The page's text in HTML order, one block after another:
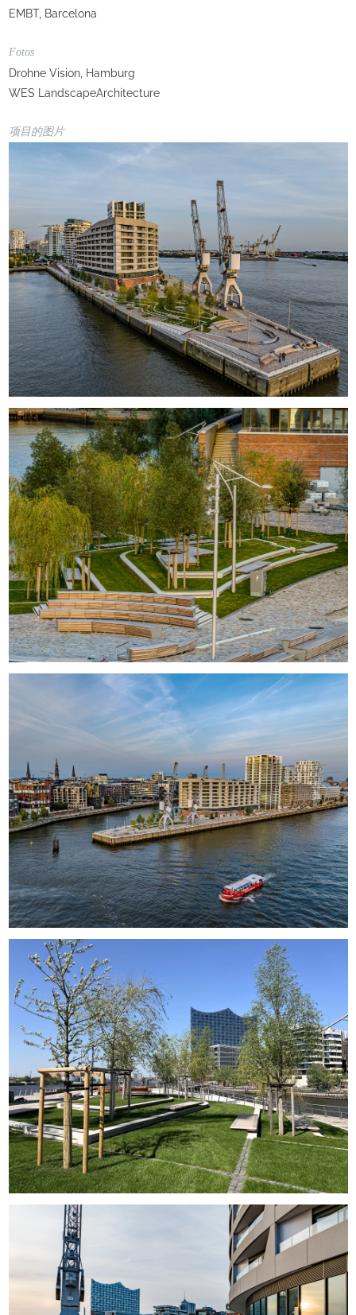
EMBT, Barcelona
Fotos
Drohne Vision, Hamburg
WES LandscapeArchitecture
项目的图片